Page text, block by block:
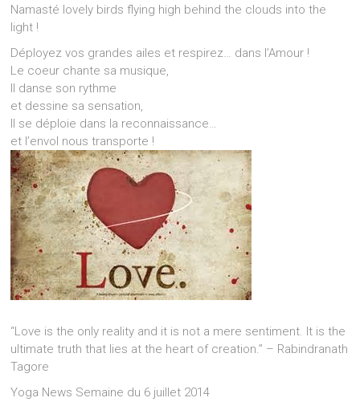
Namasté lovely birds flying high behind the clouds into the
light !
Déployez vos grandes ailes et respirez… dans l’Amour !
Le coeur chante sa musique,
Il danse son rythme
et dessine sa sensation,
Il se déploie dans la reconnaissance…
et l’envol nous transporte !
“Love is the only reality and it is not a mere sentiment. It is the
ultimate truth that lies at the heart of creation.” – Rabindranath
Tagore
Yoga News Semaine du 6 juillet 2014